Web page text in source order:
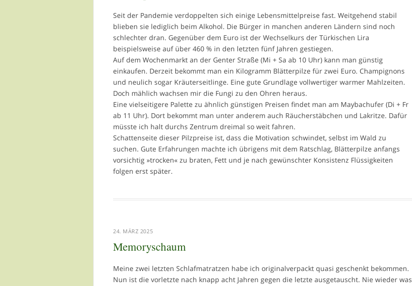
Seit der Pandemie verdoppelten sich einige Lebensmittelpreise fast. Weitgehend stabil
blieben sie lediglich beim Alkohol. Die Bürger in manchen anderen Ländern sind noch
schlechter dran. Gegenüber dem Euro ist der Wechselkurs der Türkischen Lira
beispielsweise auf über 460 % in den letzten fünf Jahren gestiegen.
Auf dem Wochenmarkt an der Genter Straße (Mi + Sa ab 10 Uhr) kann man günstig
einkaufen. Derzeit bekommt man ein Kilogramm Blätterpilze für zwei Euro. Champignons
und neulich sogar Kräuterseitlinge. Eine gute Grundlage vollwertiger warmer Mahlzeiten.
Doch mählich wachsen mir die Fungi zu den Ohren heraus.
Eine vielseitigere Palette zu ähnlich günstigen Preisen findet man am Maybachufer (Di + Fr
ab 11 Uhr). Dort bekommt man unter anderem auch Räucherstäbchen und Lakritze. Dafür
müsste ich halt durchs Zentrum dreimal so weit fahren.
Schattenseite dieser Pilzpreise ist, dass die Motivation schwindet, selbst im Wald zu
suchen. Gute Erfahrungen machte ich übrigens mit dem Ratschlag, Blätterpilze anfangs
vorsichtig »trocken« zu braten, Fett und je nach gewünschter Konsistenz Flüssigkeiten
folgen erst später.
24. MÄRZ 2025
Memoryschaum
Meine zwei letzten Schlafmatratzen habe ich originalverpackt quasi geschenkt bekommen.
Nun ist die vorletzte nach knapp acht Jahren gegen die letzte ausgetauscht. Nie wieder was